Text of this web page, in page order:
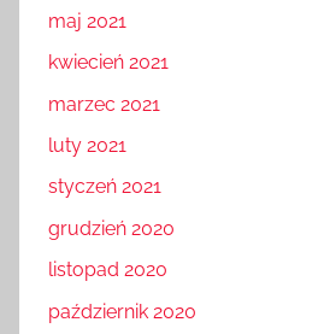
maj 2021
kwiecień 2021
marzec 2021
luty 2021
styczeń 2021
grudzień 2020
listopad 2020
październik 2020